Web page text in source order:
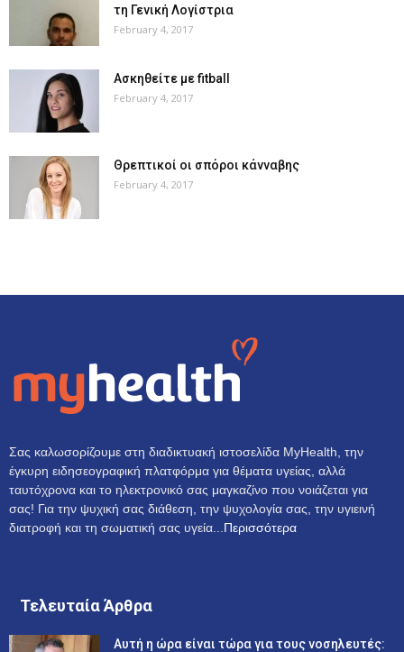
τη Γενική Λογίστρια
February 4, 2017
Ασκηθείτε με fitball
February 4, 2017
Θρεπτικοί οι σπόροι κάνναβης
February 4, 2017
Σας καλωσορίζουμε στη διαδικτυακή ιστοσελίδα MyHealth, την
έγκυρη ειδησεογραφική πλατφόρμα για θέματα υγείας, αλλά
ταυτόχρονα και το ηλεκτρονικό σας μαγκαζίνο που νοιάζεται για
σας! Για την ψυχική σας διάθεση, την ψυχολογία σας, την υγιεινή
διατροφή και τη σωματική σας υγεία... Περισσότερα
Τελευταία Άρθρα
Αυτή η ώρα είναι τώρα για τους νοσηλευτές: